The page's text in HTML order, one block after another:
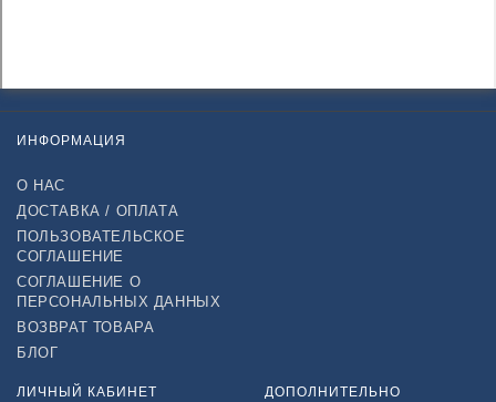
ИНФОРМАЦИЯ
О НАС
ДОСТАВКА / ОПЛАТА
ПОЛЬЗОВАТЕЛЬСКОЕ
СОГЛАШЕНИЕ
СОГЛАШЕНИЕ О
ПЕРСОНАЛЬНЫХ ДАННЫХ
ВОЗВРАТ ТОВАРА
БЛОГ
ЛИЧНЫЙ КАБИНЕТ ДОПОЛНИТЕЛЬНО